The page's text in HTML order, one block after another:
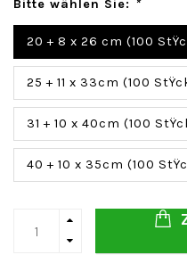
Bitte wählen Sie: *
20 + 8 x 26 cm (100
25 + 11 x 33cm (100
31 + 10 x 40cm (100
40 + 10 x 35cm (100